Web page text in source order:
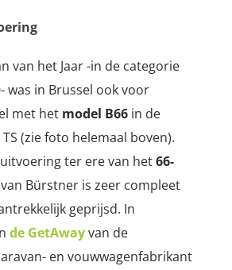
van het Jaar -in de categorie
was in Brussel ook voor
met het model B66 in de
(zie foto helemaal boven).
ter ere van het66-
van Bürstner is zeer compleet
geprijsd. In
de GetAwayvan de
en vouwwagenfabrikant